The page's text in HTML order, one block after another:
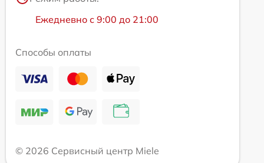
Ежедневно с 9:00 до 21:00
Способы оплаты
© 2026 Сервисный центр Miele